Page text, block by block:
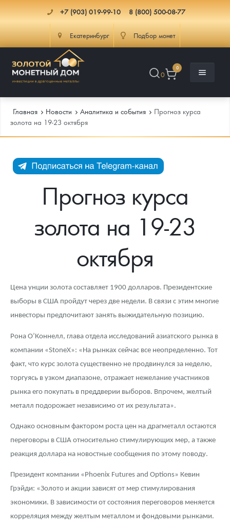
+7 (903) 019-99-10 8 (800) 500-08-77
Екатеринбург Подбор монет
0
0
Каталог Монет
Инвестиционные монеты
Монеты Царской России
Монеты стран мира после 1950г
Георгий Победоносец
Золотой червонец Сеятель
Золотые слитки
Гарри Поттер
Год Лошади
Флот: ледоколы и корабли
Ювелирные изделия
Золотая карманная галерея
Инфо
Как сделать заказ
Выкуп монет
Выкуп серебряных монет
Вопрос - ответ
Условия возврата
Монеты
Политика конфиденциальности
Положение по обработке и защите персональных данных
Распродажа монет и жетонов
Итоги 2025 года. Прогноз курсов золота, серебра, платины на
2026 год
Cтатьи
Георгий Победоносец - динамика цен
Курс золота и серебра
Лом выкуп
Контакты
Письмо директору
Пресс-служба
Главная Новости Аналитика и события
Прогноз курса
золота на 19-23 октября
Прогноз курса
золота на 19-23
октября
Цена унции золота составляет 1900 долларов. Президентские
выборы в США пройдут через две недели. В связи с этим многие
инвесторы предпочитают занять выжидательную позицию.
Рона О’Коннелл, глава отдела исследований азиатского рынка в
компании «StoneX»: «На рынках сейчас все неопределенно. Тот
факт, что курс золота существенно не продвинулся за неделю,
торгуясь в узком диапазоне, отражает нежелание участников
рынка его покупать в преддверии выборов. Впрочем, желтый
металл подорожает независимо от их результата».
Однако основным фактором роста цен на драгметалл остаются
переговоры в США относительно стимулирующих мер, а также
реакция доллара на новостные сообщения по этому поводу.
Президент компании «Phoenix Futures and Options» Кевин
Грэйди: «Золото и акции зависят от мер стимулирования
экономики. В зависимости от состояния переговоров меняется
корреляция между желтым металлом и фондовыми рынками.